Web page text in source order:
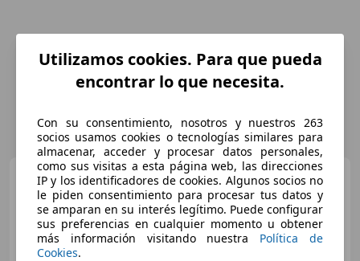
Skoda Fabia1.6TDI
Ambition 90
Utilizamos cookies. Para que pueda
encontrar lo que necesita.
Con su consentimiento, nosotros y nuestros 263
socios usamos cookies o tecnologías similares para
almacenar, acceder y procesar datos personales,
como sus visitas a esta página web, las direcciones
IP y los identificadores de cookies. Algunos socios no
le piden consentimiento para procesar tus datos y
se amparan en su interés legítimo. Puede configurar
sus preferencias en cualquier momento u obtener
más información visitando nuestra Política de
Cookies.